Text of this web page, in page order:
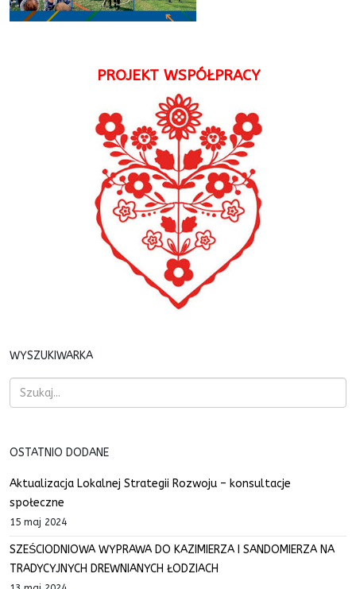
PROJEKT WSPÓŁPRACY
WYSZUKIWARKA
OSTATNIO DODANE
Aktualizacja Lokalnej Strategii Rozwoju – konsultacje
społeczne
15 maj 2024
SZEŚCIODNIOWA WYPRAWA DO KAZIMIERZA I SANDOMIERZA NA
TRADYCYJNYCH DREWNIANYCH ŁODZIACH